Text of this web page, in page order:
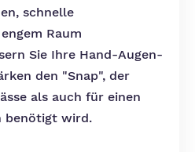
schnelle
Raum
Sie Ihre Hand-Augen-
den "Snap", der
als auch für einen
benötigt wird.